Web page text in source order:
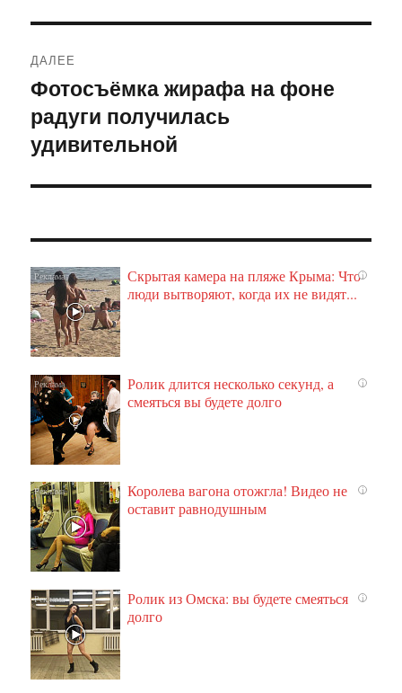
ДАЛЕЕ
Следующая
запись:
Фотосъёмка жирафа на фоне
радуги получилась
удивительной
i
Скрытая камера на пляже Крыма: Что
люди вытворяют, когда их не видят...
i
Ролик длится несколько секунд, а
смеяться вы будете долго
i
Королева вагона отожгла! Видео не
оставит равнодушным
i
Ролик из Омска: вы будете смеяться
долго